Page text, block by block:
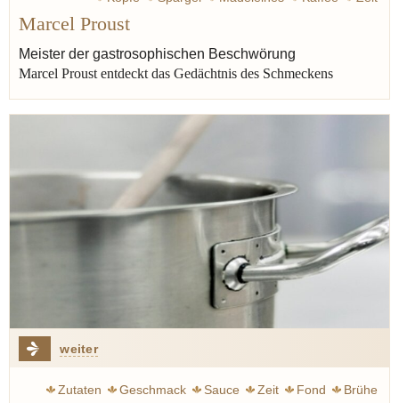
Erinnerung
Varenne françois-pierre de la
Marcel Proust
Meister der gastrosophischen Beschwörung
Marcel Proust entdeckt das Gedächtnis des Schmeckens
weiter
Zutaten Geschmack Sauce Zeit Fond Brühe